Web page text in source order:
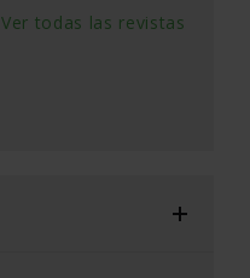
Ver todas las revistas